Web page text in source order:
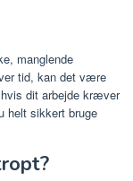
manglende
tid, kan det være
dit arbejde kræver
helt sikkert bruge